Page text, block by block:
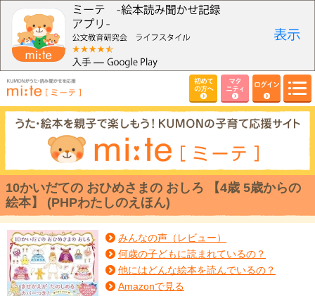
初めて
の方へ
マタ
ニティ
ログイン
10かいだての おひめさまの おしろ 【4歳 5歳からの
絵本】 (PHPわたしのえほん)
みんなの声（レビュー）
何歳の子どもに読まれているの？
他にはどんな絵本を読んでいるの？
Amazonで見る